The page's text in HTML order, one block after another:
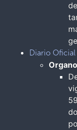
Diario Oficial